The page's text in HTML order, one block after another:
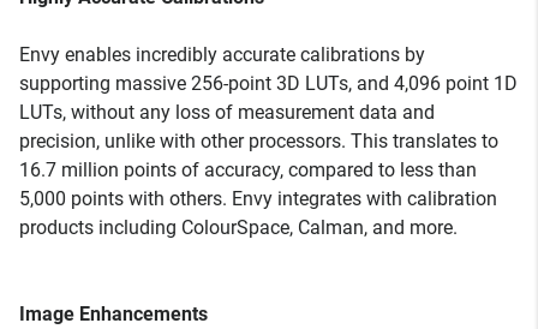
Envy enables incredibly accurate calibrations by
supporting massive 256-point 3D LUTs, and 4,096 point 1D
LUTs, without any loss of measurement data and
precision, unlike with other processors. This translates to
16.7 million points of accuracy, compared to less than
5,000 points with others. Envy integrates with calibration
products including ColourSpace, Calman, and more.
Image Enhancements